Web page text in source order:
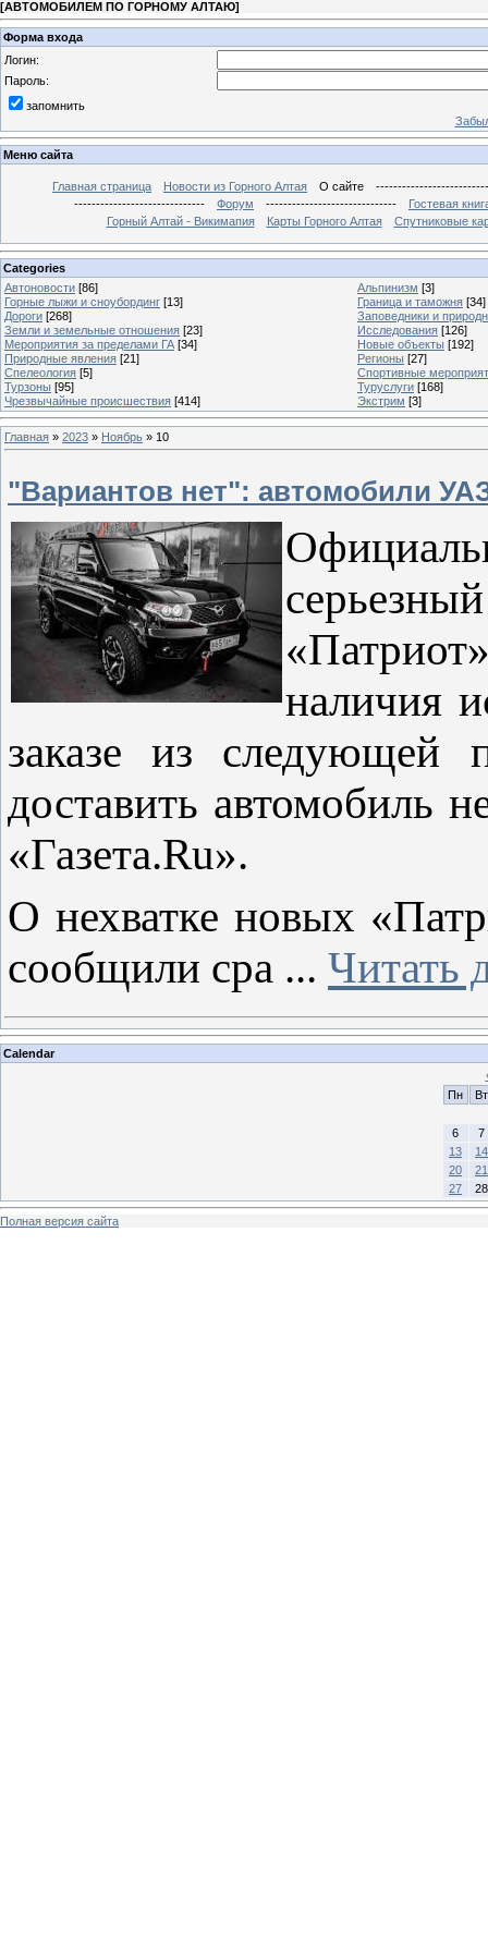
[АВТОМОБИЛЕМ ПО ГОРНОМУ АЛТАЮ]
Форма входа
Логин:
Пароль:
запомнить
Меню сайта
Главная страница Новости из Горного Алтая О сайте
------------------------------
Форум ------------------------------
Гостевая
Горный Алтай - Викимапия
Карты Горного Алтая Спутниковые
Categories
Автоновости [86] Альпинизм [3]
Горные лыжи и сноубординг [13] Граница и таможня [34]
Дороги [268]
Заповедники и
Земли и земельные отношения [23] Исследования [126]
Мероприятия за пределами ГА [34] Новые объекты [192]
Природные явления [21] Регионы [27]
Спелеология [5]
Спортивные
Турзоны [95] Туруслуги [168]
Чрезвычайные происшествия [414] Экстрим [3]
Главная » 2023 » Ноябрь » 10
"Вариантов нет": автомобили
наличия
заказе из следующей
доставить автомобиль
«Газета.Ru».
О нехватке новых
сообщили сра ... Читать
Calendar
Пн
Вт
6
7
13
14
20
21
27
28
Полная версия сайта